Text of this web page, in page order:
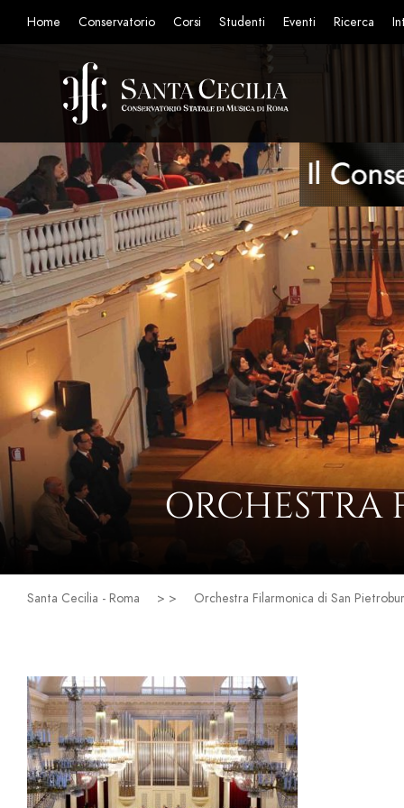
Home Conservatorio Corsi Studenti Eventi Ricerca
ORCHESTRA
Santa Cecilia - Roma > > Orchestra Filarmonica di San